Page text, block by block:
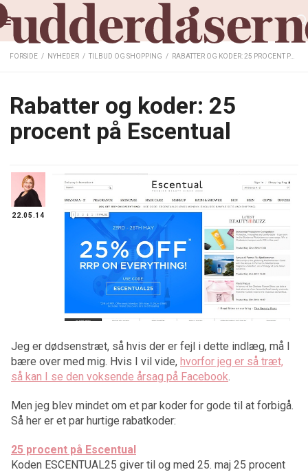
FORSIDE / NYHEDER / TILBUD OG SHOPPING / RABATTER OG KODER: 25 PROCENT PÅ ESCENTUAL
Rabatter og koder: 25
procent på Escentual
22.05.14
Jeg er dødsenstræt, så hvis der er fejl i dette indlæg, må I
bære over med mig. Hvis I vil vide, hvorfor jeg er så træt,
så kan I se den voksende årsag på Facebook.
Men jeg blev mindet om et par koder for gode til at forbigå.
Så her er et par hurtige rabatkoder:
25 procent på Escentual
Koden ESCENTUAL25 giver til og med 25. maj 25 procent